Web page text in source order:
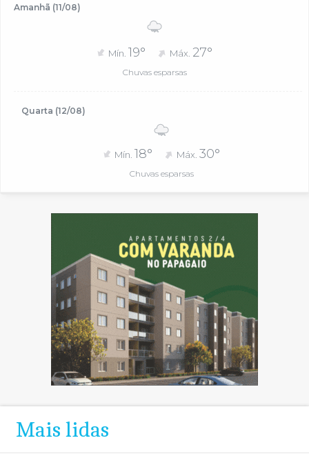
Amanhã (11/08)
Mín. 19° Máx. 27°
Chuvas esparsas
Quarta (12/08)
Mín. 18° Máx.30°
Chuvas esparsas
Mais lidas